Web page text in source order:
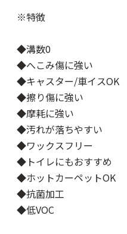
※特徴
◆溝数0
◆へこみ傷に強い
◆キャスター/車イスOK
◆擦り傷に強い
◆摩耗に強い
◆汚れが落ちやすい
◆ワックスフリー
◆トイレにもおすすめ
◆ホットカーペットOK
◆抗菌加工
◆低VOC